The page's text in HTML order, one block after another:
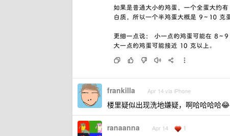
frankilla Apr 14 via iPhone
楼里疑似出现洗地嫌疑，啊哈哈哈哈😂
ranaanna Apr 14 1